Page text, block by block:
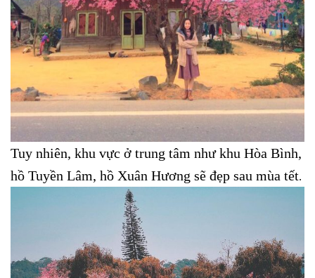
Tuy nhiên, khu vực ở trung tâm như khu Hòa Bình,
hồ Tuyền Lâm, hồ Xuân Hương sẽ đẹp sau mùa tết.